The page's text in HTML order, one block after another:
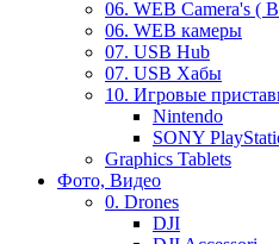
06. WEB Camera's (
06. WEB камеры
07. USB Hub
07. USB Хабы
10. Игровые
Nintendo
SONY
Graphics Tablets
Фото, Видео
0. Drones
DJI